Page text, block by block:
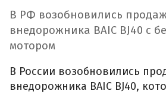
В РФ возобновились
внедорожника BAIC BJ40 с
мотором
В России возобновились
внедорожника BAIC BJ40,